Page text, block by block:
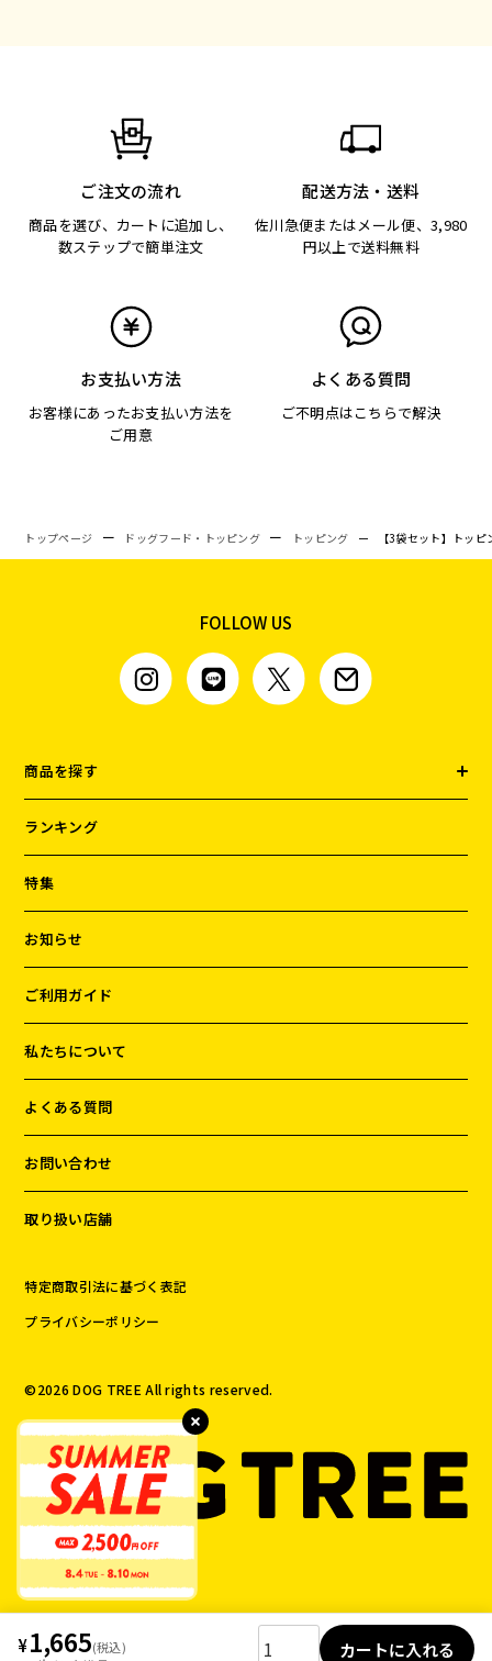
ご注文の流れ
商品を選び、カートに追加し、
数ステップで簡単注文
配送方法・送料
佐川急便またはメール便、3,980
円以上で送料無料
お支払い方法
お客様にあったお支払い方法を
ご用意
よくある質問
ご不明点はこちらで解決
トップページ ドッグフード・トッピング トッピング 【3袋セット】トッ
FOLLOW US
商品を探す
ランキング
特集
お知らせ
ご利用ガイド
私たちについて
よくある質問
お問い合わせ
取り扱い店舗
特定商取引法に基づく表記
プライバシーポリシー
©️2026 DOG TREE All rights reserved.
1,665(税込)
カートに入れる